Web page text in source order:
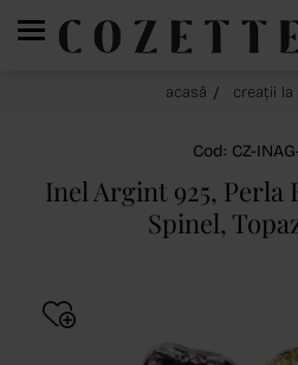
acasă creații la
Cod: CZ-
Inel Argint 925, Perla
Spinel,